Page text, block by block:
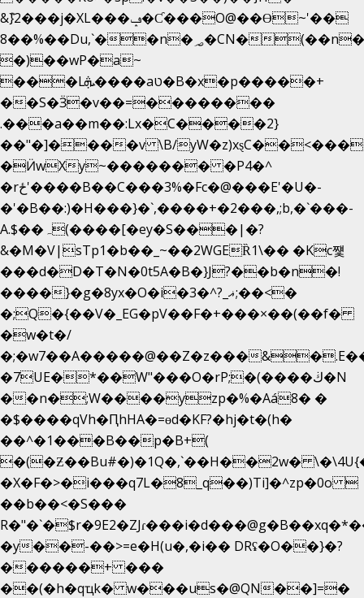
&݉}2���j�XL���ݡ�Ƈ���O@��Ɵ~'��
8��%��Du,`��n�؃�CN�(��n��ւ���B�9��
�)��wP�a~
���Lܞ����aט�B�x�p�����+
��S�Ӟ�v��=��������
.���a��m��:Lx�C����2}
��"�]����v \B/
�ӤwXy~������� �P4�^
�rځ'����B��C���3%�Fc�@���E'�U�-
�'�B��:)�H���}�`,����+�2���,;b,�`���-
A.$��ہ(����[�ey�S���|�?
&�M�V|sTp1�b��_~��2WGEȐ1\�� �Kc쩇
���d�D�T�N�0t5A�B�}J?��b�n�!
����}�g�8yx�O�i�3�^?_ޣ;��<�
�;Q�{��V�_EG�pV��F�+���×��(��f�
�w�t�/
�;�w7��A�����@��Z�z���
�7UE�*��W"���O�rP;�(����ڬ�N
��n�;W����yzp�%�Aá8� �
�$����qVh�ԤhHA�=ɵd�KF?�hj�t�(h�
��^�1���B��p�B+(
�(�Ƶ��Bu#�)�1Q�,`��H��2w�
�X�F�>�i���q7L�8_q��)Ti]�^zp�0o 
��b��<�S���
�y��-��>=e�H(u�,�i�� DRʢ�O��}�?
������+ ���
��(�h�qҵk� w���us�@QN��]=�